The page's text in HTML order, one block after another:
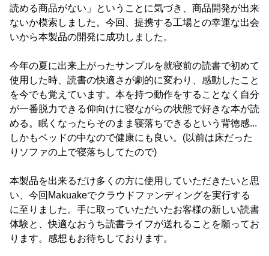
読める商品がない」ということに気づき、商品開発が出来
ないか模索しました。今回、提携する工場との幸運な出会
いから本製品の開発に成功しました。
今年の夏に出来上がったサンプルを就寝前の読書で初めて
使用した時、読書の快適さが劇的に変わり、感動したこと
を今でも覚えています。本を持つ動作をすることなく自分
が一番脱力できる仰向けに寝ながらの状態で好きな本が読
める。眠くなったらそのまま寝落ちできるという背徳感...
しかもベッドの中なので健康にも良い。(以前は床だった
りソファの上で寝落ちしてたので)
本製品を出来るだけ多くの方に使用していただきたいと思
い、今回Makuakeでクラウドファンディングを実行する
に至りました。手に取っていただいたお客様の新しい読書
体験と、快適なおうち読書ライフが送れることを願ってお
ります。感想もお待ちしております。